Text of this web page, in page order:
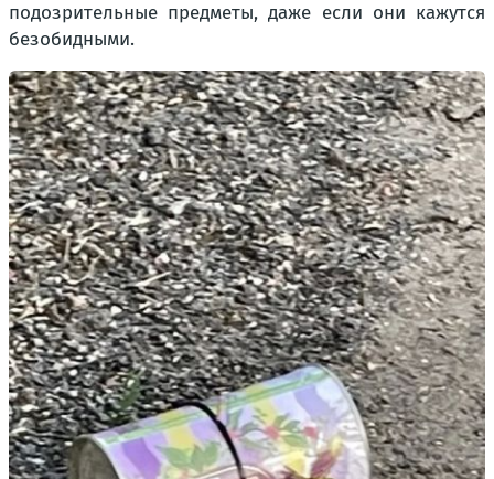
подозрительные предметы, даже если они кажутся
безобидными.